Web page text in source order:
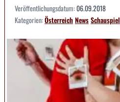
Veröffentlichungsdatum:06.09.2018
Kategorien:ÖsterreichNewsSchauspiel